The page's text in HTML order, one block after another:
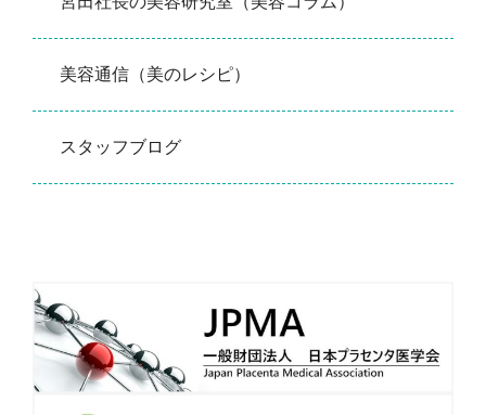
美容通信（美のレシピ）
スタッフブログ